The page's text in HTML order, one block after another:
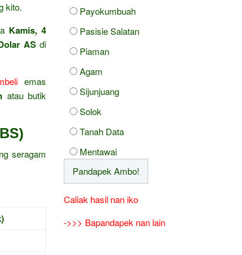
kito.
Kamis, 4
ASdi
emas
atau butik
seragam
Payokumbuah
Pasisie Salatan
Piaman
Agam
Sijunjuang
Solok
Tanah Data
Mentawai
Caliak hasil nan iko
->>> Bapandapek nan lain